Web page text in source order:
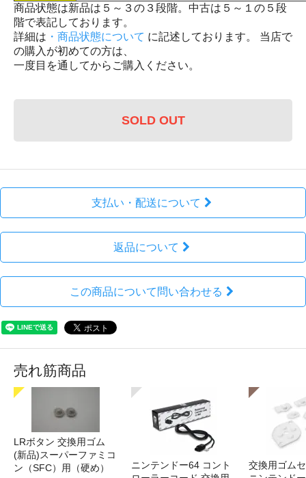
商品状態は新品は５～３の３段階。中古は５～１の５段
階で表記しております。
詳細は ・商品状態について に記述しております。 当店で
の購入が初めての方は、
一度目を通してからご購入ください。
SOLD OUT
支払い・配送について
返品について
この商品について問い合わせる
売れ筋商品
LRボタン 交換用ゴム
(新品)スーパーファミコ
ン（SFC）用（硬め）
ニンテンドー64 コント
交換用ゴム